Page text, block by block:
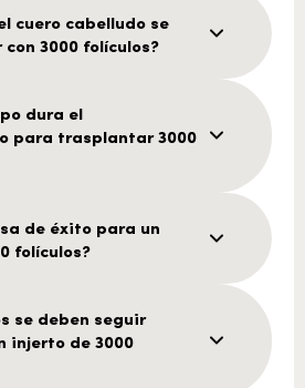
cuero cabelludo se
3000 folículos?
dura el
para trasplantar 3000
de éxito para un
folículos?
se deben seguir
injerto de 3000